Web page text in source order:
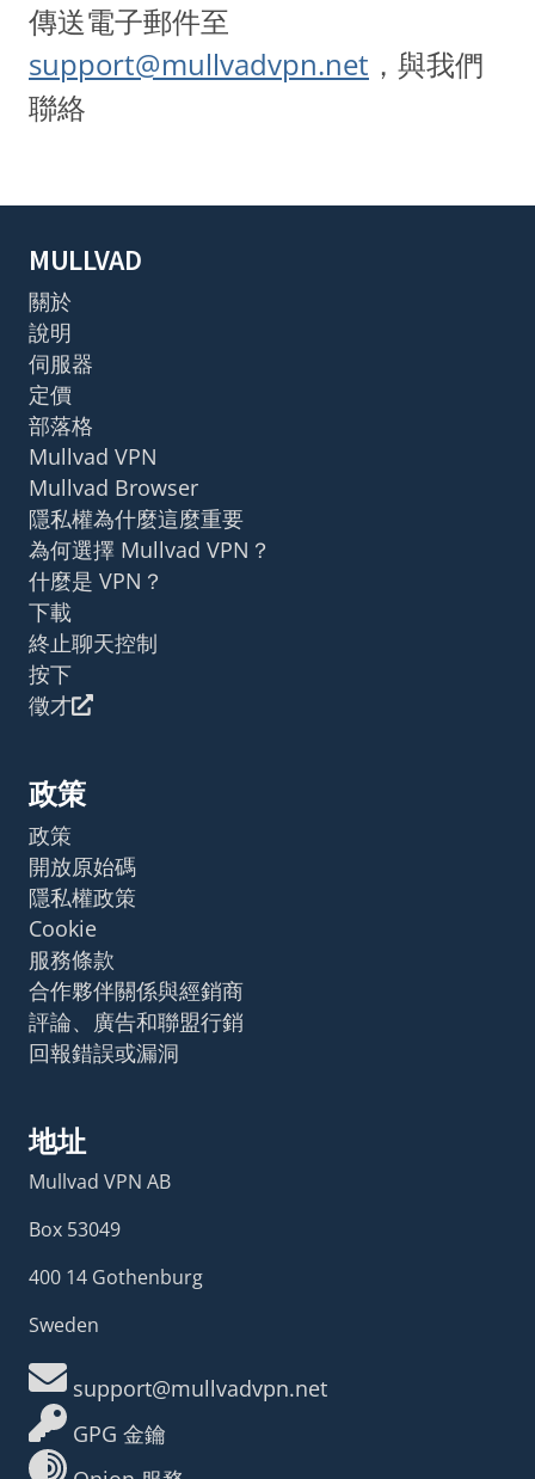
傳送電子郵件至
support@mullvadvpn.net ，與我們
聯絡
MULLVAD
關於
說明
伺服器
定價
部落格
Mullvad VPN
Mullvad Browser
隱私權為什麼這麼重要
為何選擇 Mullvad VPN？
什麼是 VPN？
下載
終止聊天控制
按下
徵才
政策
政策
開放原始碼
隱私權政策
Cookie
服務條款
合作夥伴關係與經銷商
評論、廣告和聯盟行銷
回報錯誤或漏洞
地址
Mullvad VPN AB
Box 53049
400 14 Gothenburg
Sweden
support@mullvadvpn.net
GPG 金鑰